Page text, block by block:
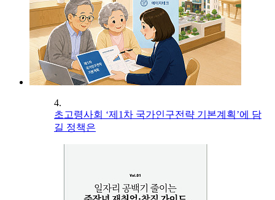
4.
초고령사회 ‘제1차 국가인구전략 기본계획’에 담
길 정책은